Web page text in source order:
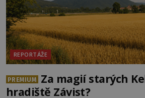
REPORTÁŽE
PREMIUM
Za magií starých
hradiště Závist?